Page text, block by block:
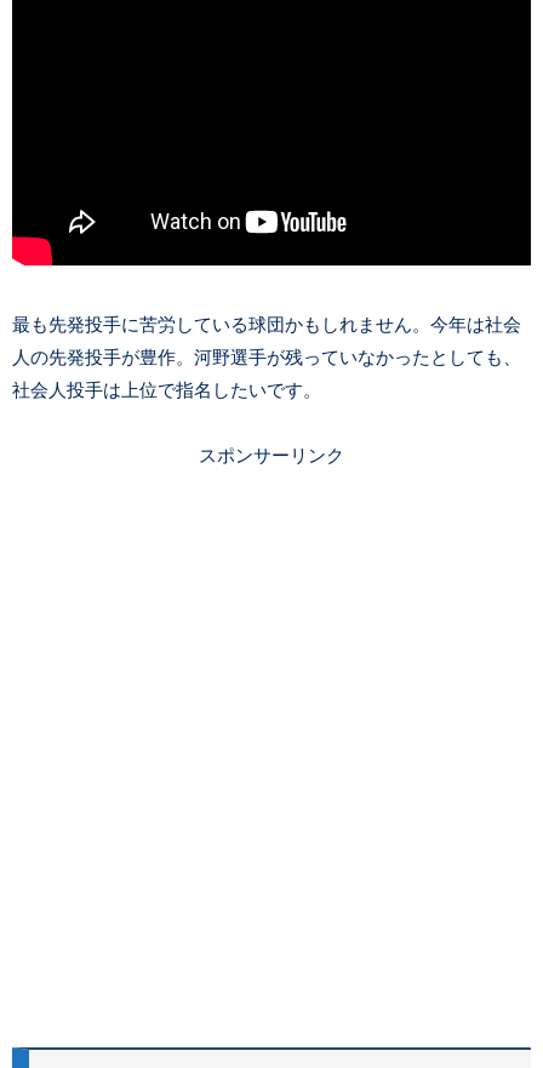
最も先発投手に苦労している球団かもしれません。今年は社会
人の先発投手が豊作。河野選手が残っていなかったとしても、
社会人投手は上位で指名したいです。
スポンサーリンク